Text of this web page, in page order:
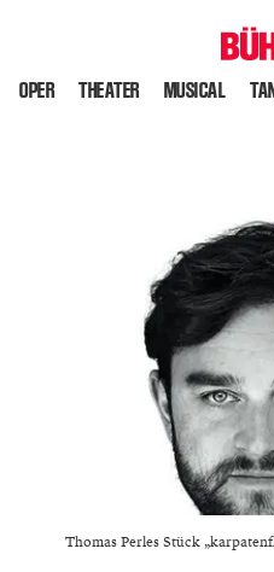
OPER THEATER MUSICAL
Thomas Perles Stück